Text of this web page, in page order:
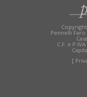
Pennelli Faro
C.F. e
[